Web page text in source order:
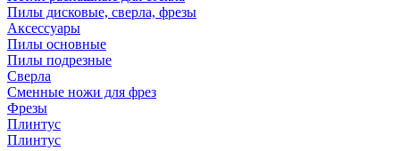
Пилы дисковые, сверла, фрезы
Аксессуары
Пилы основные
Пилы подрезные
Сверла
Сменные ножи для фрез
Фрезы
Плинтус
Плинтус